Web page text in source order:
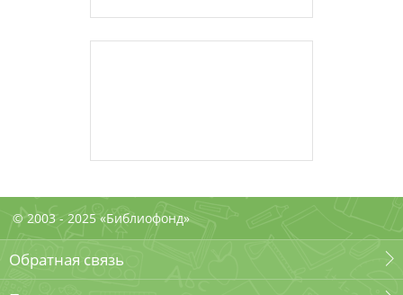
© 2003 - 2025 «Библиофонд»
Обратная связь